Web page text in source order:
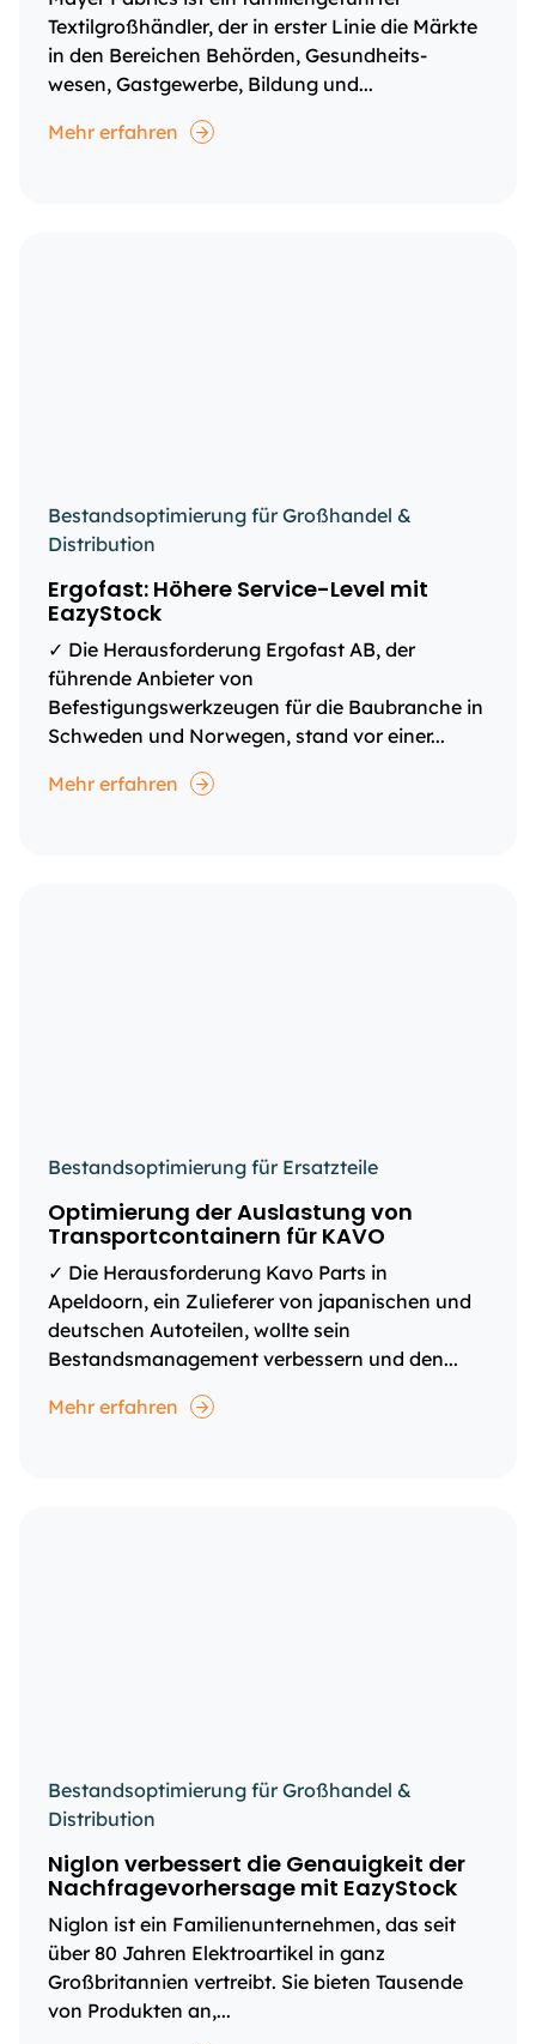
Textilgroßhändler, der in erster Linie die Märkte
in den Bereichen Behörden, Gesundheits-
wesen, Gastgewerbe, Bildung und...
Mehr erfahren
Bestandsoptimierung für Großhandel &
Distribution
Ergofast: Höhere Service-Level mit
EazyStock
✓ Die Herausforderung Ergofast AB, der
führende Anbieter von
Befestigungswerkzeugen für die Baubranche in
Schweden und Norwegen, stand vor einer...
Mehr erfahren
Bestandsoptimierung für Ersatzteile
Optimierung der Auslastung von
Transportcontainern für KAVO
✓ Die Herausforderung Kavo Parts in
Apeldoorn, ein Zulieferer von japanischen und
deutschen Autoteilen, wollte sein
Bestandsmanagement verbessern und den...
Mehr erfahren
Bestandsoptimierung für Großhandel &
Distribution
Niglon verbessert die Genauigkeit der
Nachfragevorhersage mit EazyStock
Niglon ist ein Familienunternehmen, das seit
über 80 Jahren Elektroartikel in ganz
Großbritannien vertreibt. Sie bieten Tausende
von Produkten an,...